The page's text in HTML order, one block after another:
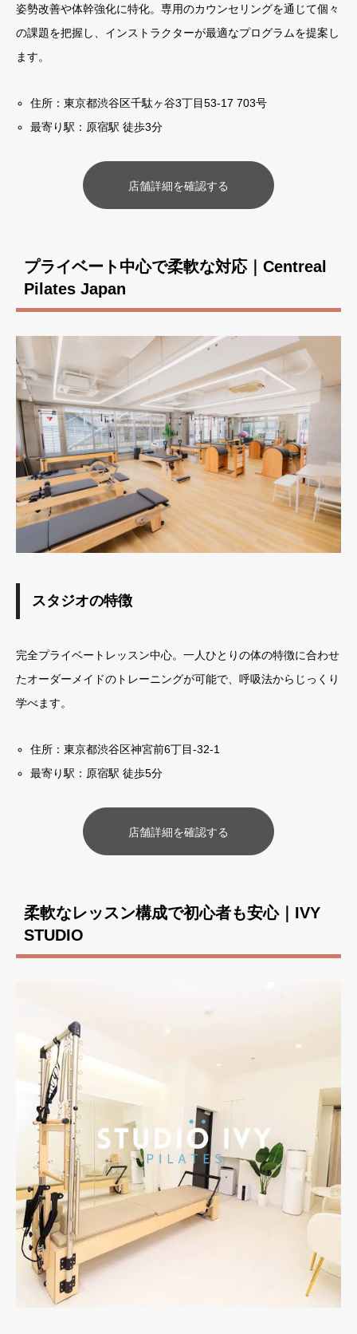
姿勢改善や体幹強化に特化。専用のカウンセリングを通じて個々
の課題を把握し、インストラクターが最適なプログラムを提案し
ます。
住所：東京都渋谷区千駄ヶ谷3丁目53-17 703号
最寄り駅：原宿駅 徒歩3分
店舗詳細を確認する
プライベート中心で柔軟な対応｜Centreal
Pilates Japan
スタジオの特徴
完全プライベートレッスン中心。一人ひとりの体の特徴に合わせ
たオーダーメイドのトレーニングが可能で、呼吸法からじっくり
学べます。
住所：東京都渋谷区神宮前6丁目-32-1
最寄り駅：原宿駅 徒歩5分
店舗詳細を確認する
柔軟なレッスン構成で初心者も安心｜IVY
STUDIO